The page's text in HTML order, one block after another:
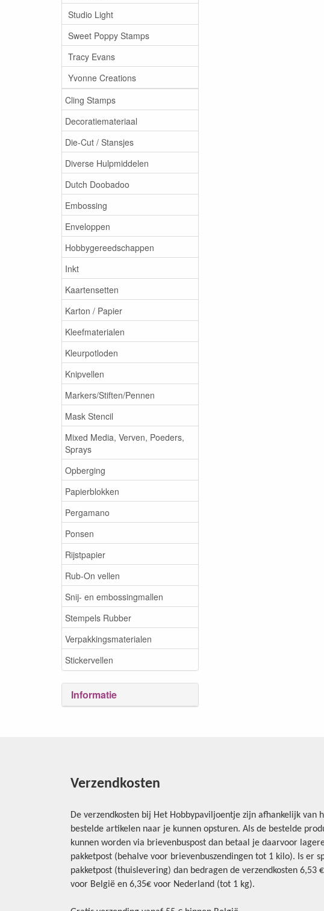
Studio Light
Sweet Poppy Stamps
Tracy Evans
Yvonne Creations
Cling Stamps
Decoratiemateriaal
Die-Cut / Stansjes
Diverse Hulpmiddelen
Dutch Doobadoo
Embossing
Enveloppen
Hobbygereedschappen
Inkt
Kaartensetten
Karton / Papier
Kleefmaterialen
Kleurpotloden
Knipvellen
Markers/Stiften/Pennen
Mask Stencil
Mixed Media, Verven, Poeders,
Sprays
Opberging
Papierblokken
Pergamano
Ponsen
Rijstpapier
Rub-On vellen
Snij- en embossingmallen
Stempels Rubber
Verpakkingsmaterialen
Stickervellen
Informatie
Verzendkosten
De verzendkosten bij Het Hobbypaviljoentje zijn afhankelijk van
bestelde artikelen naar je kunnen opsturen. Als de bestelde
kunnen worden via brievenbuspost dan betaal je daarvoor
pakketpost (behalve voor brievenbuszendingen tot 1 kilo). Is er
pakketpost (thuislevering) dan bedragen de verzendkosten 6,53
voor België en 6,35€ voor Nederland (tot 1 kg).